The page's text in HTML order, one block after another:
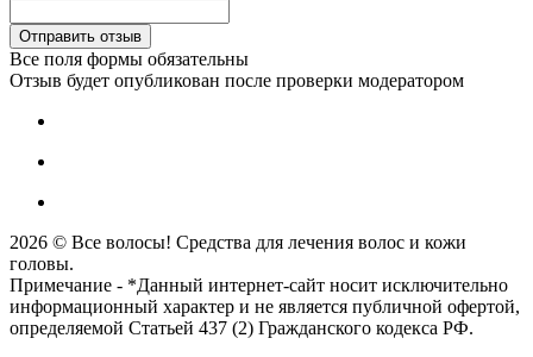
Все поля формы обязательны
Отзыв будет опубликован после проверки модератором
2026 © Все волосы! Средства для лечения волос и кожи
головы.
Примечание - *Данный интернет-сайт носит исключительно
информационный характер и не является публичной офертой,
определяемой Статьей 437 (2) Гражданского кодекса РФ.